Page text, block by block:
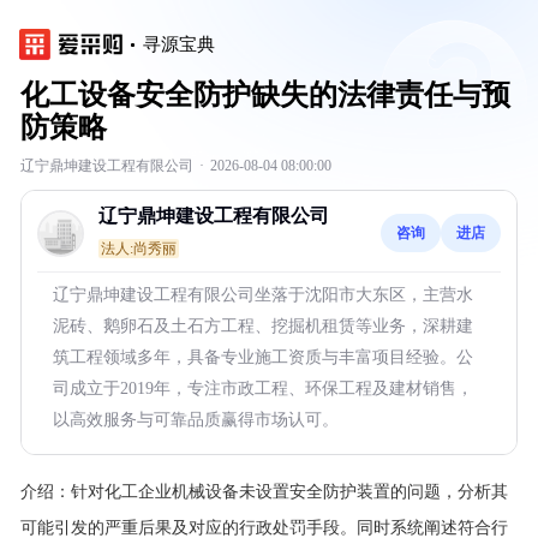
寻源宝典
化工设备安全防护缺失的法律责任与预
防策略
辽宁鼎坤建设工程有限公司 · 2026-08-04 08:00:00
辽宁鼎坤建设工程有限公司
法人:尚秀丽
咨询 进店
辽宁鼎坤建设工程有限公司坐落于沈阳市大东区，主营水
泥砖、鹅卵石及土石方工程、挖掘机租赁等业务，深耕建
筑工程领域多年，具备专业施工资质与丰富项目经验。公
司成立于2019年，专注市政工程、环保工程及建材销售，
以高效服务与可靠品质赢得市场认可。
介绍： 针对化工企业机械设备未设置安全防护装置的问题，分析其
可能引发的严重后果及对应的行政处罚手段。同时系统阐述符合行